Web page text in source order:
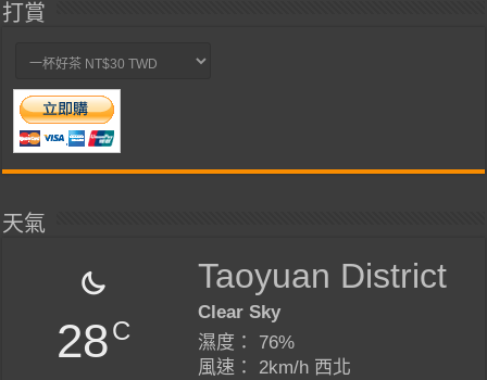
打賞
天氣
28C
Taoyuan District
Clear Sky
濕度： 76%
風速： 2km/h 西北